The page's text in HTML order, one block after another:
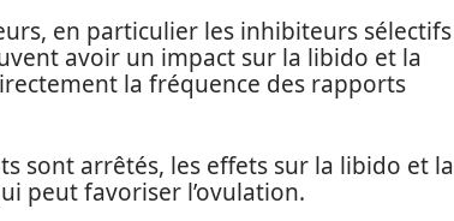
en particulier les inhibiteurs sélectifs
avoir un impact sur la libido et la
la fréquence des rapports
sont arrêtés, les effets sur la libido et la
peut favoriser l’ovulation.